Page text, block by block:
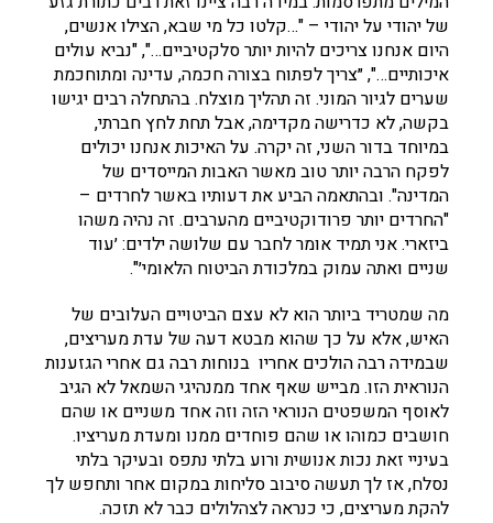
של יהודי על יהודי – "…קלטו כל מי שבא, הצילו אנשים,
היום אנחנו צריכים להיות יותר סלקטיביים…", "נביא עולים
איכותיים…", ״צריך לפתוח בצורה חכמה, עדינה ומתוחכמת
שערים לגיור המוני. זה תהליך מוצלח. בהתחלה רבים יגישו
בקשה, לא כדרישה מקדימה, אבל תחת לחץ חברתי,
במיוחד בדור השני, זה יקרה. על האיכות אנחנו יכולים
לפקח הרבה יותר טוב מאשר האבות המייסדים של
המדינה". ובהתאמה הביע את דעותיו באשר לחרדים –
"החרדים יותר פרודוקטיביים מהערבים. זה נהיה משהו
ביזארי. אני תמיד אומר לחבר עם שלושה ילדים: ׳עוד
שניים ואתה עמוק במלכודת הביטוח הלאומי׳".
מה שמטריד ביותר הוא לא עצם הביטויים העלובים של
האיש, אלא על כך שהוא מבטא דעה של עדת מעריצים,
שבמידה רבה הולכים אחריו בנוחות רבה גם אחרי הגזענות
הנוראית הזו. מבייש שאף אחד ממנהיגי השמאל לא הגיב
לאוסף המשפטים הנוראי הזה וזה אחד משניים או שהם
חושבים כמוהו או שהם פוחדים ממנו ומעדת מעריציו.
בעיניי זאת נכות אנושית ורוע בלתי נתפס ובעיקר בלתי
נסלח, אז לך תעשה סיבוב סליחות במקום אחר ותחפש לך
להקת מעריצים, כי כנראה לצהלולים כבר לא תזכה.